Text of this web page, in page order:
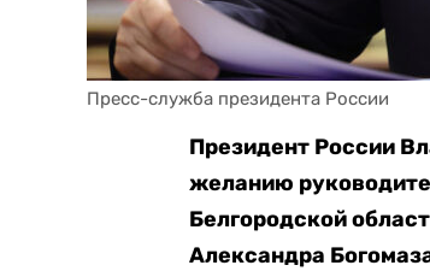
Пресс-служба президента России
Президент России
желанию
Белгородской
Александра